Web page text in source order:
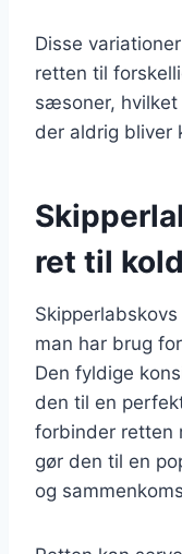
Disse
retten til
sæsoner, hvilket
der aldrig bliver
ret til
man har brug
Den fyldige
den til en
forbinder retten
gør den til en
og